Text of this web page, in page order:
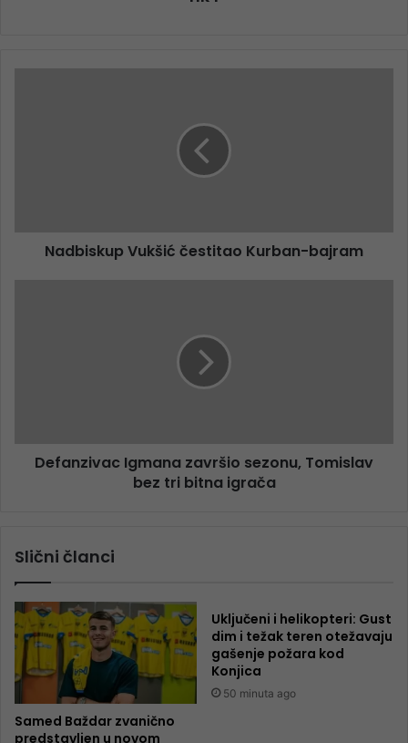
Nadbiskup Vukšić čestitao Kurban-bajram
Defanzivac Igmana završio sezonu, Tomislav
bez tri bitna igrača
Slični članci
Samed Baždar zvanično
predstavljen u novom
Uključeni i helikopteri: Gust
dim i težak teren otežavaju
gašenje požara kod
Konjica
50 minuta ago